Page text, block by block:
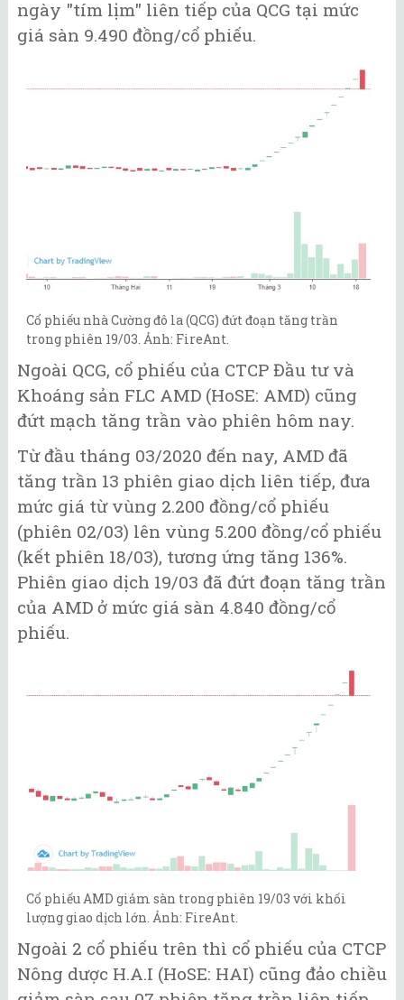
ngày "tím lịm" liên tiếp của QCG tại mức
giá sàn 9.490 đồng/cổ phiếu.
Cổ phiếu nhà Cường đô la (QCG) đứt đoạn tăng trần
trong phiên 19/03. Ảnh: FireAnt.
Ngoài QCG, cổ phiếu của CTCP Đầu tư và
Khoáng sản FLC AMD (HoSE: AMD) cũng
đứt mạch tăng trần vào phiên hôm nay.
Từ đầu tháng 03/2020 đến nay, AMD đã
tăng trần 13 phiên giao dịch liên tiếp, đưa
mức giá từ vùng 2.200 đồng/cổ phiếu
(phiên 02/03) lên vùng 5.200 đồng/cổ phiếu
(kết phiên 18/03), tương ứng tăng 136%.
Phiên giao dịch 19/03 đã đứt đoạn tăng trần
của AMD ở mức giá sàn 4.840 đồng/cổ
phiếu.
Cổ phiếu AMD giảm sàn trong phiên 19/03 với khối
lượng giao dịch lớn. Ảnh: FireAnt.
Ngoài 2 cổ phiếu trên thì cổ phiếu của CTCP
Nông dược H.A.I (HoSE: HAI) cũng đảo chiều